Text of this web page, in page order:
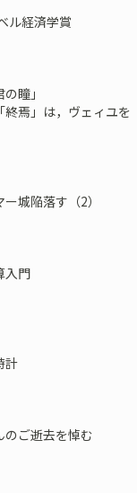
ル経済学賞
瞳」
焉」は，ヴェィユを
城陥落す（2）
入門
計
のご逝去を悼む